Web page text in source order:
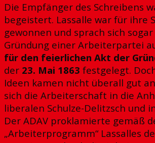
Die Empfänger des Schreibens
begeistert. Lassalle war für ihre
gewonnen und sprach sich
Gründung einer Arbeiterpartei
für den feierlichen Akt der
der 23. Mai 1863 festgelegt.
Ideen kamen nicht überall gut
sich die Arbeiterschaft in die
liberalen Schulze-Delitzsch und
Der ADAV proklamierte gemäß
„Arbeiterprogramm“ Lassalles